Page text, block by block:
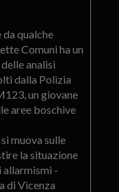
da qualche
Comuni ha un
analisi
dalla Polizia
un giovane
aree boschive
muova sulle
la situazione
allarmismi -
di Vicenza